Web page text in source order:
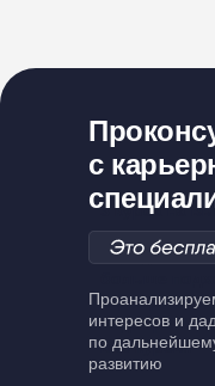
3 курса на
возможность
карьерных
подобрать
вас курсы.
с
интересов и
по
развитию